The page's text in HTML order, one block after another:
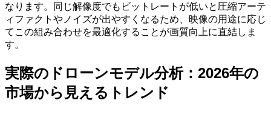
なります。同じ解像度でもビットレートが低いと圧縮アーテ
ィファクトやノイズが出やすくなるため、映像の用途に応じ
てこの組み合わせを最適化することが画質向上に直結しま
す。
実際のドローンモデル分析：2026年の
市場から見えるトレンド